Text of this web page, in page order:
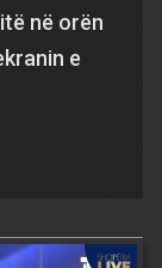
në orën
e